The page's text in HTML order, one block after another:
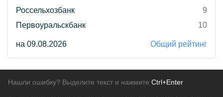
Россельхозбанк
9
Первоуральскбанк
10
на 09.08.2026 Общий рейтинг
Нашли ошибку? Выделите текст и нажмите Ctrl+Enter